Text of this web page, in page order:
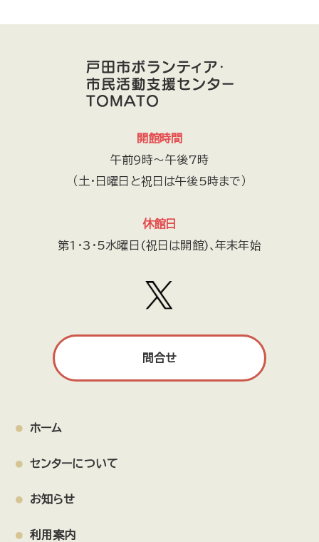
開館時間
午前9時～午後7時
（土・日曜日と祝日は午後5時まで）
休館日
第1・3・5水曜日(祝日は開館)､年末年始
問合せ
ホーム
センターについて
お知らせ
利用案内